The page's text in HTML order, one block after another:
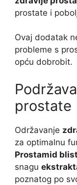
prostate i
Ovaj dodatak
probleme s
opću dobrobit.
prostate
Održavanje
za optimalnu
Prostamid
snagu
poznatog po